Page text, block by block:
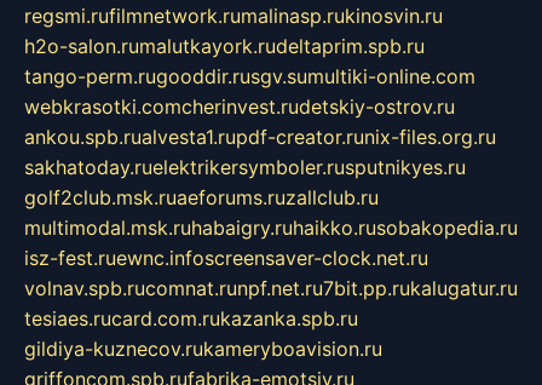
regsmi.rufilmnetwork.rumalinasp.rukinosvin.ru
h2o-salon.rumalutkayork.rudeltaprim.spb.ru
tango-perm.rugooddir.rusgv.sumultiki-online.com
webkrasotki.comcherinvest.rudetskiy-ostrov.ru
ankou.spb.rualvesta1.rupdf-creator.runix-files.org.ru
sakhatoday.ruelektrikersymboler.rusputnikyes.ru
golf2club.msk.ruaeforums.ruzallclub.ru
multimodal.msk.ruhabaigry.ruhaikko.rusobakopedia.ru
isz-fest.ruewnc.infoscreensaver-clock.net.ru
volnav.spb.rucomnat.runpf.net.ru7bit.pp.rukalugatur.ru
tesiaes.rucard.com.rukazanka.spb.ru
gildiya-kuznecov.rukameryboavision.ru
griffoncom.spb.rufabrika-emotsiy.ru